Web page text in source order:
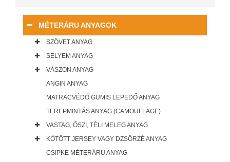
MÉTERÁRU ANYAGOK
SZÖVET ANYAG
SELYEM ANYAG
VÁSZON ANYAG
ANGIN ANYAG
MATRACVÉDŐ GUMIS LEPEDŐ ANYAG
TEREPMINTÁS ANYAG (CAMOUFLAGE)
VASTAG, ŐSZI, TÉLI MELEG ANYAG
KÖTÖTT JERSEY VAGY DZSÖRZÉ ANYAG
CSIPKE MÉTERÁRU ANYAG